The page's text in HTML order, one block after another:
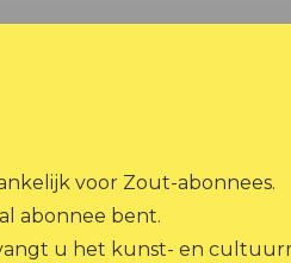
voor Zout-abonnees.
abonnee bent.
u het kunst- en
ARCHIEF